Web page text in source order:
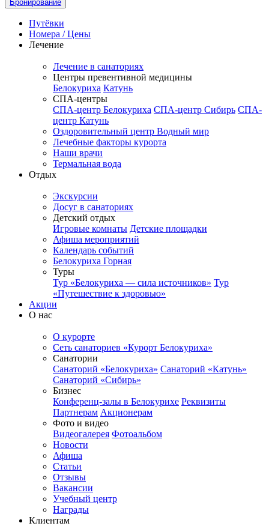
Бронирование
Путёвки
Номера / Цены
Лечение
Лечение в санаториях
Центры превентивной медицины
Белокуриха Катунь
СПА-центры
СПА-центр Белокуриха СПА-центр Сибирь СПА-
центр Катунь
Оздоровительный центр Водный мир
Лечебные факторы курорта
Наши врачи
Термальная вода
Отдых
Экскурсии
Досуг в санаториях
Детский отдых
Игровые комнаты Детские площадки
Афиша мероприятий
Календарь событий
Белокуриха Горная
Туры
Тур «Белокуриха — сила источников» Тур
«Путешествие к здоровью»
Акции
О нас
О курорте
Сеть санаториев «Курорт Белокуриха»
Санатории
Санаторий «Белокуриха» Санаторий «Катунь»
Санаторий «Сибирь»
Бизнес
Конференц-залы в Белокурихе Реквизиты
Партнерам Акционерам
Фото и видео
Видеогалерея Фотоальбом
Новости
Афиша
Статьи
Отзывы
Вакансии
Учебный центр
Награды
Клиентам